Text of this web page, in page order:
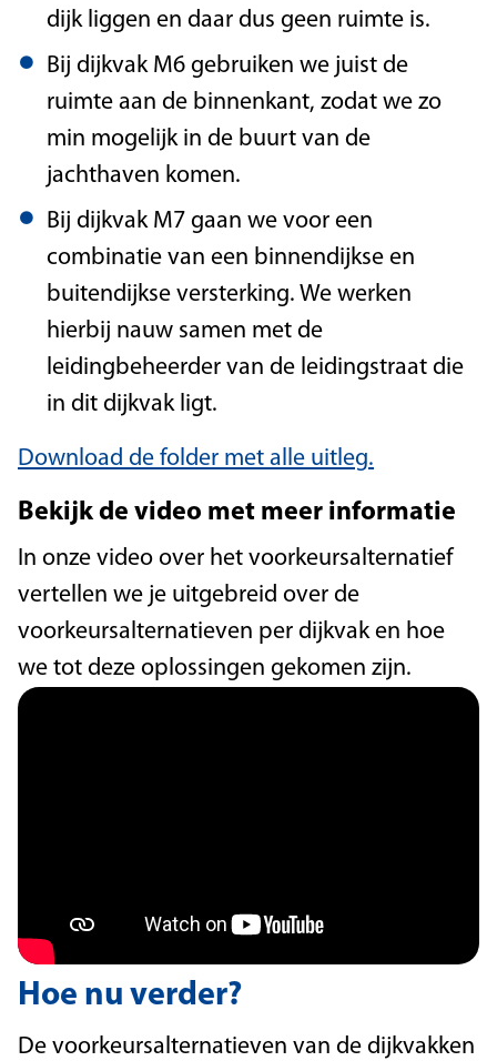
dijk liggen en daar dus geen ruimte is.
Bij dijkvak M6 gebruiken we juist de
ruimte aan de binnenkant, zodat we zo
min mogelijk in de buurt van de
jachthaven komen.
Bij dijkvak M7 gaan we voor een
combinatie van een binnendijkse en
buitendijkse versterking. We werken
hierbij nauw samen met de
leidingbeheerder van de leidingstraat die
in dit dijkvak ligt.
Download de folder met alle uitleg.
Bekijk de video met meer informatie
In onze video over het voorkeursalternatief
vertellen we je uitgebreid over de
voorkeursalternatieven per dijkvak en hoe
we tot deze oplossingen gekomen zijn.
Hoe nu verder?
De voorkeursalternatieven van de dijkvakken